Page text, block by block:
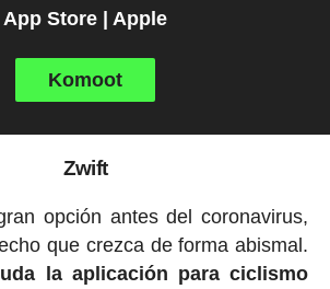
App Store | Apple
Komoot
Zwift
opción antes del coronavirus,
que crezca de forma abismal.
la aplicación para ciclismo